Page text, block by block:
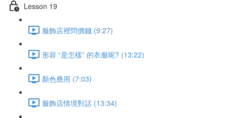
Lesson 19
服飾店裡問價錢 (9:27)
形容 “是怎樣” 的衣服呢? (13:22)
顏色應用 (7:03)
服飾店情境對話 (13:34)